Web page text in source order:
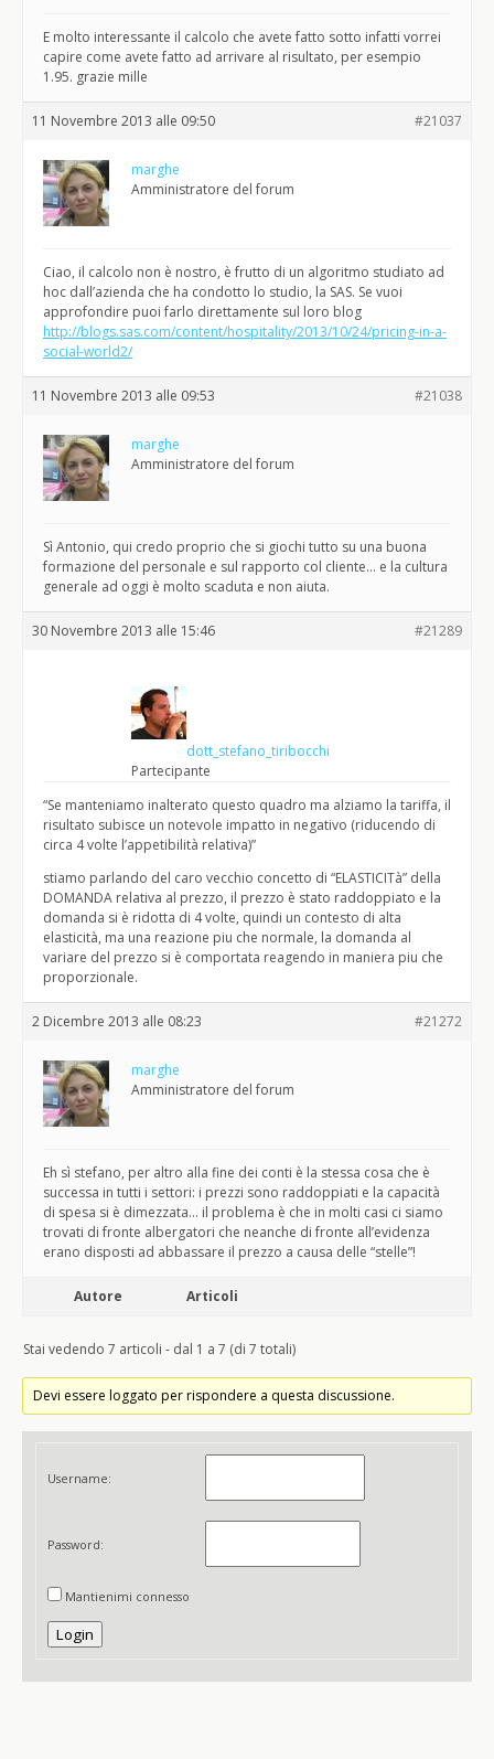
E molto interessante il calcolo che avete fatto sotto infatti vorrei
capire come avete fatto ad arrivare al risultato, per esempio
1.95. grazie mille
11 Novembre 2013 alle 09:50 #21037
marghe
Amministratore del forum
Ciao, il calcolo non è nostro, è frutto di un algoritmo studiato ad
hoc dall’azienda che ha condotto lo studio, la SAS. Se vuoi
approfondire puoi farlo direttamente sul loro blog
http://blogs.sas.com/content/hospitality/2013/10/24/pricing-in-a-
social-world2/
11 Novembre 2013 alle 09:53 #21038
marghe
Amministratore del forum
Sì Antonio, qui credo proprio che si giochi tutto su una buona
formazione del personale e sul rapporto col cliente… e la cultura
generale ad oggi è molto scaduta e non aiuta.
30 Novembre 2013 alle 15:46 #21289
dott_stefano_tiribocchi
Partecipante
“Se manteniamo inalterato questo quadro ma alziamo la tariffa, il
risultato subisce un notevole impatto in negativo (riducendo di
circa 4 volte l’appetibilità relativa)”
stiamo parlando del caro vecchio concetto di “ELASTICITà” della
DOMANDA relativa al prezzo, il prezzo è stato raddoppiato e la
domanda si è ridotta di 4 volte, quindi un contesto di alta
elasticità, ma una reazione piu che normale, la domanda al
variare del prezzo si è comportata reagendo in maniera piu che
proporzionale.
2 Dicembre 2013 alle 08:23 #21272
marghe
Amministratore del forum
Eh sì stefano, per altro alla fine dei conti è la stessa cosa che è
successa in tutti i settori: i prezzi sono raddoppiati e la capacità
di spesa si è dimezzata… il problema è che in molti casi ci siamo
trovati di fronte albergatori che neanche di fronte all’evidenza
erano disposti ad abbassare il prezzo a causa delle “stelle”!
Autore Articoli
Stai vedendo 7 articoli - dal 1 a 7 (di 7 totali)
Devi essere loggato per rispondere a questa discussione.
Username:
Password:
Mantienimi connesso
Login